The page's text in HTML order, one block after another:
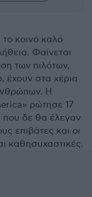
κοινό καλό
Φαίνεται
των πιλότων,
έχουν στα χέρια
Η
ρώτησε 17
που δε θα έλεγαν
επιβάτες και οι
καθησυχαστικές.